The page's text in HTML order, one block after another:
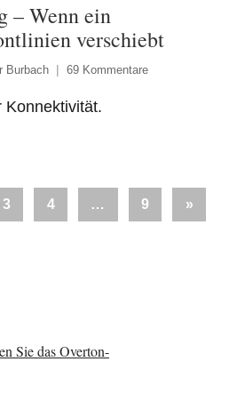
– Wenn ein
verschiebt
Burbach 69 Kommentare
Konnektivität.
3 4 … 9 »